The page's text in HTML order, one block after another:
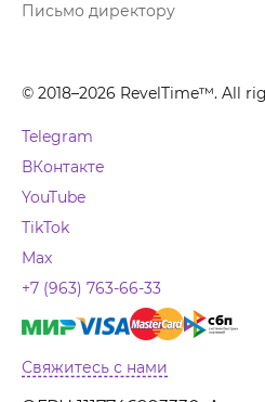
Письмо директору
© 2018–2026 RevelTime™. All
Telegram
ВКонтакте
YouTube
TikTok
Max
+7 (963) 763-66-33
Свяжитесь с нами